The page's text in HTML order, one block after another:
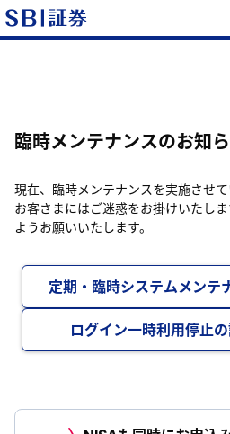
臨時メンテナンスのお知
現在、臨時メンテナンスを実施させて
お客さまにはご迷惑をお掛けいたし
ようお願いいたします。
定期・臨時システムメンテ
ログイン一時利用停止